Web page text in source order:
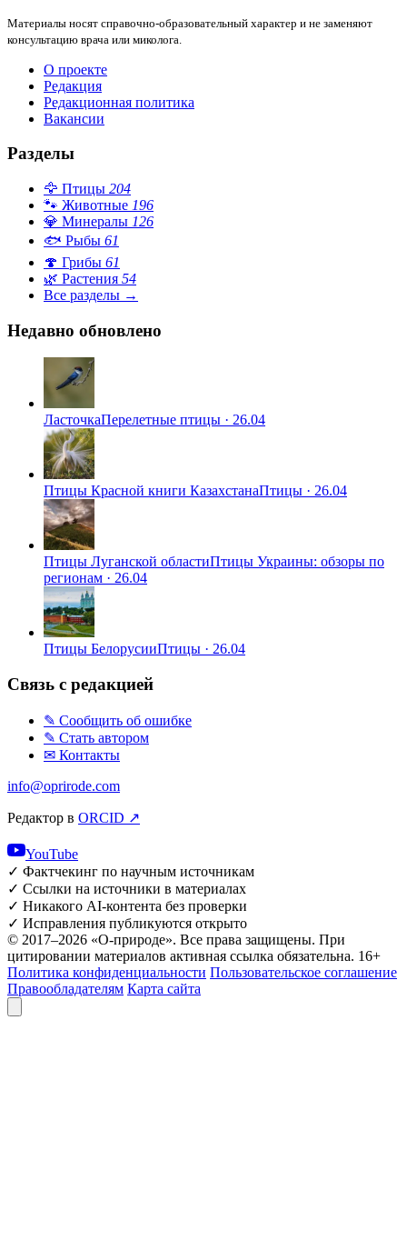
Материалы носят справочно-образовательный характер и не заменяют
консультацию врача или миколога.
О проекте
Редакция
Редакционная политика
Вакансии
Разделы
🦅 Птицы 204
🐾 Животные 196
💎 Минералы 126
🐟 Рыбы 61
🍄 Грибы 61
🌿 Растения 54
Все разделы →
Недавно обновлено
ЛасточкаПерелетные птицы · 26.04
Птицы Красной книги КазахстанаПтицы · 26.04
Птицы Луганской областиПтицы Украины: обзоры по
регионам · 26.04
Птицы БелорусииПтицы · 26.04
Связь с редакцией
✎ Сообщить об ошибке
✎ Стать автором
✉ Контакты
info@oprirode.com
Редактор в ORCID ↗
YouTube
✓ Фактчекинг по научным источникам
✓ Ссылки на источники в материалах
✓ Никакого AI-контента без проверки
✓ Исправления публикуются открыто
© 2017–2026 «О-природе». Все права защищены. При
цитировании материалов активная ссылка обязательна. 16+
Политика конфиденциальности Пользовательское соглашение
Правообладателям Карта сайта